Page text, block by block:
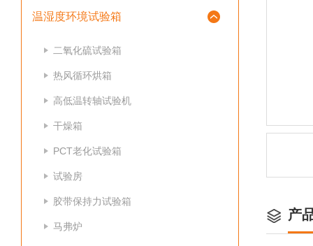
温湿度环境试验箱
二氧化硫试验箱
热风循环烘箱
高低温转轴试验机
干燥箱
PCT老化试验箱
试验房
胶带保持力试验箱
马弗炉
产